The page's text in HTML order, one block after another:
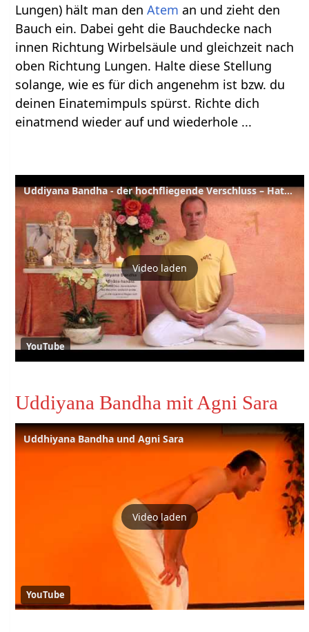
Lungen) hält man denAtem an und zieht den
Bauch ein. Dabei geht die Bauchdecke nach
innen Richtung Wirbelsäule und gleichzeit nach
oben Richtung Lungen. Halte diese Stellung
solange, wie es für dich angenehm ist bzw. du
deinen Einatemimpuls spürst. Richte dich
einatmend wieder auf und wiederhole ...
Uddiyana Bandha - der hochfliegende Verschluss – Hatha Yoga Wörterbuch
Video laden
YouTube
Uddiyana Bandha mit Agni Sara
Uddhiyana Bandha und Agni Sara
Video laden
YouTube